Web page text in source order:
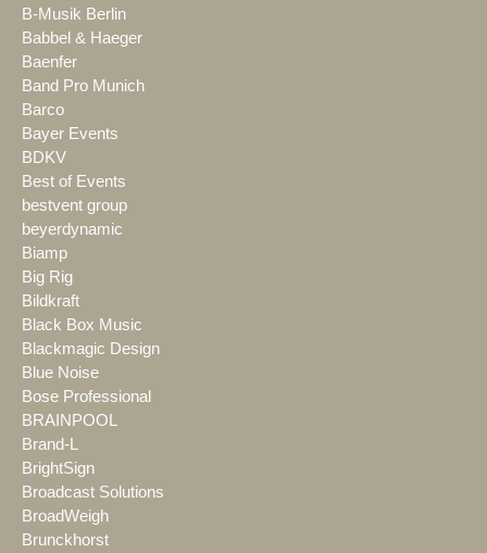
B-Musik Berlin
Babbel & Haeger
Baenfer
Band Pro Munich
Barco
Bayer Events
BDKV
Best of Events
bestvent group
beyerdynamic
Biamp
Big Rig
Bildkraft
Black Box Music
Blackmagic Design
Blue Noise
Bose Professional
BRAINPOOL
Brand-L
BrightSign
Broadcast Solutions
BroadWeigh
Brunckhorst